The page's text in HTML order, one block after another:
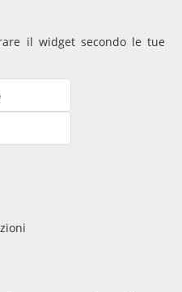
il widget secondo le tue